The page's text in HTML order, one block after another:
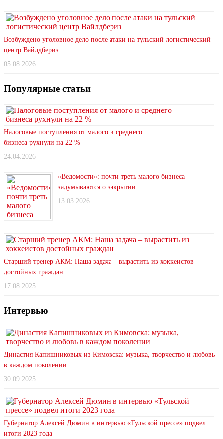
Возбуждено уголовное дело после атаки на тульский логистический
центр Вайлдбериз
05.08.2026
Популярные статьи
Налоговые поступления от малого и среднего
бизнеса рухнули на 22 %
24.04.2026
«Ведомости»: почти треть малого бизнеса
задумываются о закрытии
13.03.2026
Старший тренер АКМ: Наша задача – вырастить из хоккеистов
достойных граждан
17.08.2025
Интервью
Династия Капишниковых из Кимовска: музыка, творчество и любовь
в каждом поколении
30.09.2025
Губернатор Алексей Дюмин в интервью «Тульской прессе» подвел
итоги 2023 года